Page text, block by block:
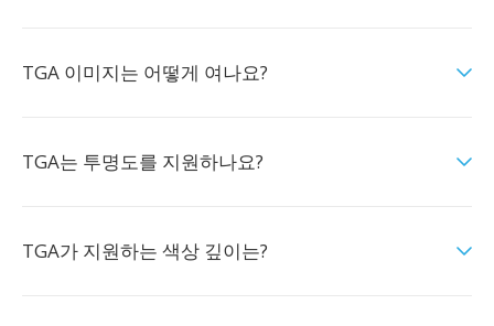
TGA 이미지는 어떻게 여나요?
TGA는 투명도를 지원하나요?
TGA가 지원하는 색상 깊이는?